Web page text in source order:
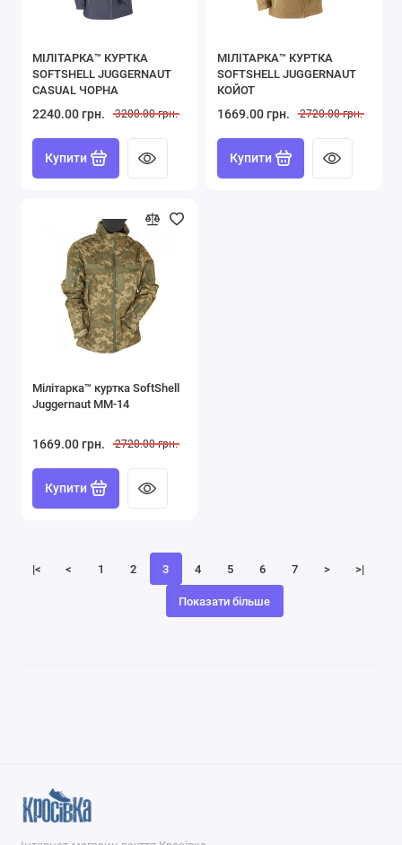
МІЛІТАРКА™ КУРТКА
SOFTSHELL JUGGERNAUT
CASUAL ЧОРНА
2240.00 грн. 3200.00 грн.
Купити
МІЛІТАРКА™ КУРТКА
SOFTSHELL JUGGERNAUT
КОЙОТ
1669.00 грн. 2720.00 грн.
Купити
Мілітарка™ куртка SoftShell
Juggernaut ММ-14
1669.00 грн. 2720.00 грн.
Купити
|< < 1 2 3 4 5 6 7 > >|
Показати більше